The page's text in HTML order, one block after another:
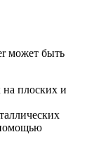
может быть
плоских и